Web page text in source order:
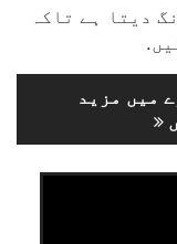
دیتا ہے تاکہ
مزید